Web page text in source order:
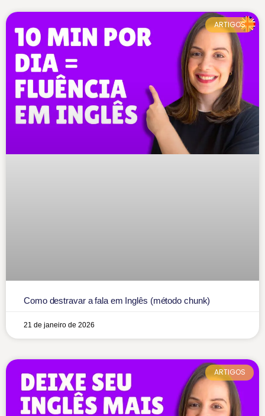
ARTIGOS
Como destravar a fala em Inglês (método chunk)
21 de janeiro de 2026
ARTIGOS